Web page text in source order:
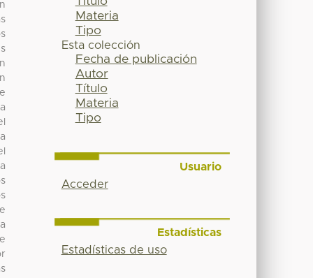
Materia
Tipo
Esta colección
Fecha de publicación
Autor
Título
Materia
Tipo
Usuario
Acceder
Estadísticas
Estadísticas de uso